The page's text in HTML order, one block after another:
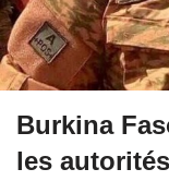
Burkina
les